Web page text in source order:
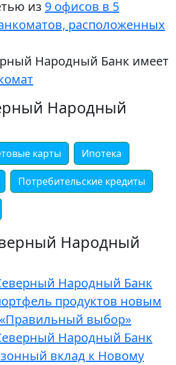
из 9 офисов в 5
расположенных
Народный Банк имеет
Народный
карты Ипотека
Потребительские кредиты
Народный
Народный Банк
продуктов новым
выбор»
Народный Банк
вклад к Новому